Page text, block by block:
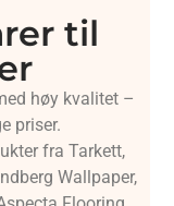
til
høy kvalitet –
priser.
fra Tarkett,
Wallpaper,